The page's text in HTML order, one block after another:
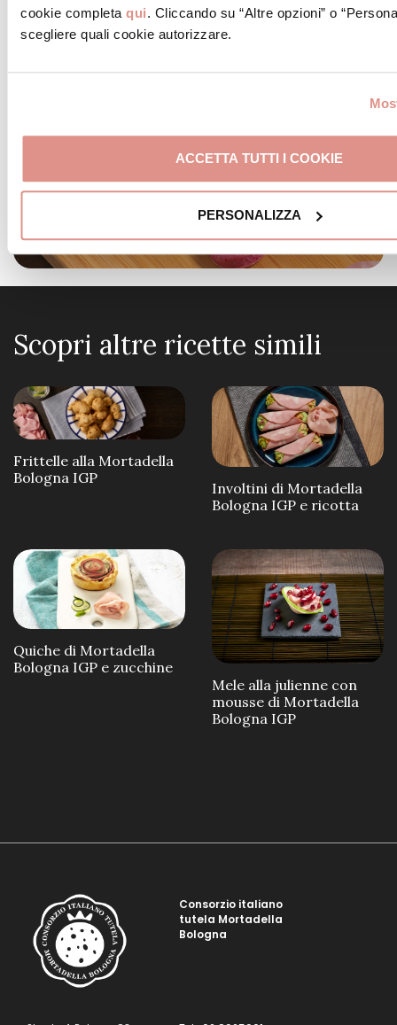
cookie completa qui. Cliccando su “Altre opzioni” o
scegliere quali cookie autorizzare.
ACCETTA TUTTI I COOKIE
PERSONALIZZA
Scopri altre ricette simili
Frittelle alla Mortadella
Bologna IGP
Involtini di Mortadella
Bologna IGP e ricotta
Quiche di Mortadella
Bologna IGP e zucchine
Mele alla julienne con
mousse di Mortadella
Bologna IGP
Consorzio italiano
tutela Mortadella
Bologna